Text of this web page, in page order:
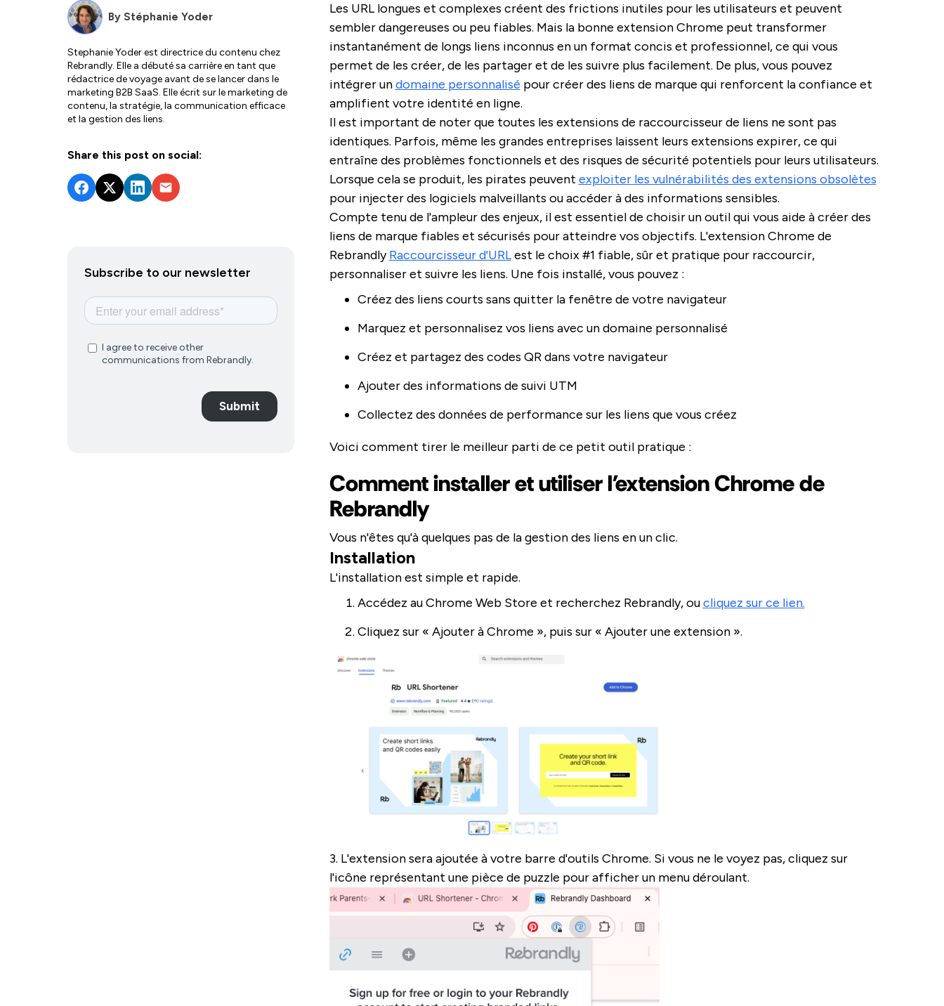
By Stéphanie Yoder
Stephanie Yoder est directrice du contenu chez
Rebrandly. Elle a débuté sa carrière en tant que
rédactrice de voyage avant de se lancer dans le
marketing B2B SaaS. Elle écrit sur le marketing de
contenu, la stratégie, la communication efficace
et la gestion des liens.
Share this post on social:
Subscribe to our newsletter
Les URL longues et complexes créent des frictions inutiles pour les utilisateurs et peuvent
sembler dangereuses ou peu fiables. Mais la bonne extension Chrome peut transformer
instantanément de longs liens inconnus en un format concis et professionnel, ce qui vous
permet de les créer, de les partager et de les suivre plus facilement. De plus, vous pouvez
intégrer undomaine personnalisé pour créer des liens de marque qui renforcent la confiance et
amplifient votre identité en ligne.
Il est important de noter que toutes les extensions de raccourcisseur de liens ne sont pas
identiques. Parfois, même les grandes entreprises laissent leurs extensions expirer, ce qui
entraîne des problèmes fonctionnels et des risques de sécurité potentiels pour leurs utilisateurs.
Lorsque cela se produit, les pirates peuvent exploiter les vulnérabilités des extensions obsolètes
pour injecter des logiciels malveillants ou accéder à des informations sensibles.
Compte tenu de l'ampleur des enjeux, il est essentiel de choisir un outil qui vous aide à créer des
liens de marque fiables et sécurisés pour atteindre vos objectifs. L'extension Chrome de
RebrandlyRaccourcisseur d'URLest le choix #1 fiable, sûr et pratique pour raccourcir,
personnaliser et suivre les liens. Une fois installé, vous pouvez :
Créez des liens courts sans quitter la fenêtre de votre navigateur
Marquez et personnalisez vos liens avec un domaine personnalisé
Créez et partagez des codes QR dans votre navigateur
Ajouter des informations de suivi UTM
Collectez des données de performance sur les liens que vous créez
Voici comment tirer le meilleur parti de ce petit outil pratique :
Comment installer et utiliser l'extension Chrome de
Rebrandly
Vous n'êtes qu'à quelques pas de la gestion des liens en un clic.
Installation
L'installation est simple et rapide.
Accédez au Chrome Web Store et recherchez Rebrandly, oucliquez sur ce lien.
Cliquez sur « Ajouter à Chrome », puis sur « Ajouter une extension ».
3. L'extension sera ajoutée à votre barre d'outils Chrome. Si vous ne le voyez pas, cliquez sur
l'icône représentant une pièce de puzzle pour afficher un menu déroulant.